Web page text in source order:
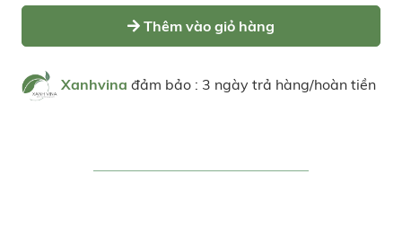
Thêm vào giỏ hàng
Xanhvina đảm bảo : 3 ngày trả hàng/hoàn tiền